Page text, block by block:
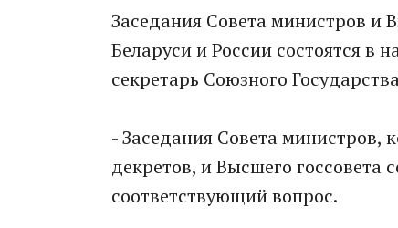
Заседания Совета министров и
Беларуси и России состоятся в
секретарь Союзного
- Заседания Совета министров,
декретов, и Высшего госсовета
соответствующий вопрос.